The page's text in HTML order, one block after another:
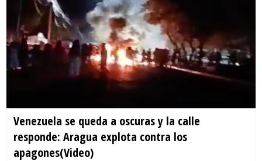
Venezuela se queda a oscuras y la calle
responde: Aragua explota contra los
apagones(Video)